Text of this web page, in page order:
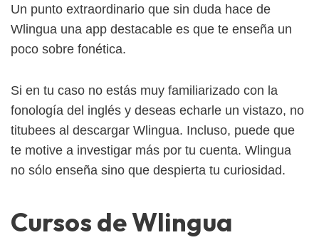
Un punto extraordinario que sin duda hace de
Wlingua una app destacable es que te enseña un
poco sobre fonética.
Si en tu caso no estás muy familiarizado con la
fonología del inglés y deseas echarle un vistazo, no
titubees al descargar Wlingua. Incluso, puede que
te motive a investigar más por tu cuenta. Wlingua
no sólo enseña sino que despierta tu curiosidad.
Cursos de Wlingua